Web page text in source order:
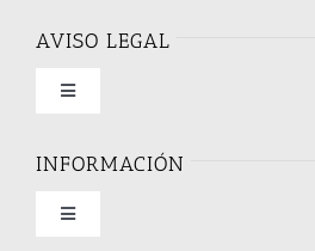
AVISO LEGAL
Toggle
Condiciones de uso
INFORMACIÓN
Toggle